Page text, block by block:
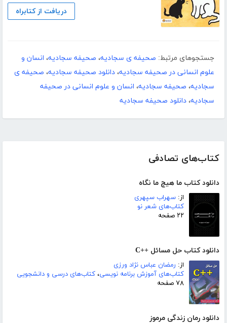
کتاب‌های تصادفی
دانلود کتاب ما هیچ ما نگاه
از: سهراب سپهری
کتاب‌های شعر نو
۲۲ صفحه
دانلود کتاب حل مسائل ++C
از: رمضان عباس نژاد ورزی
کتاب‌های آموزش برنامه نویسی، کتاب‌های درسی و دانشجویی
۷۸ صفحه
دانلود رمان زندگی مرموز
دریافت از کتابراه
جستجوهای مرتبط: صحیفه ی سجادیه، صحیفه سجادیه، انسان و
علوم انسانی در صحیفه سجادیه، دانلود صحیفه سجادیه، صحیفه ی
سجادیه، صحیفه سجادیه، انسان و علوم انسانی در صحیفه
سجادیه، دانلود صحیفه سجادیه